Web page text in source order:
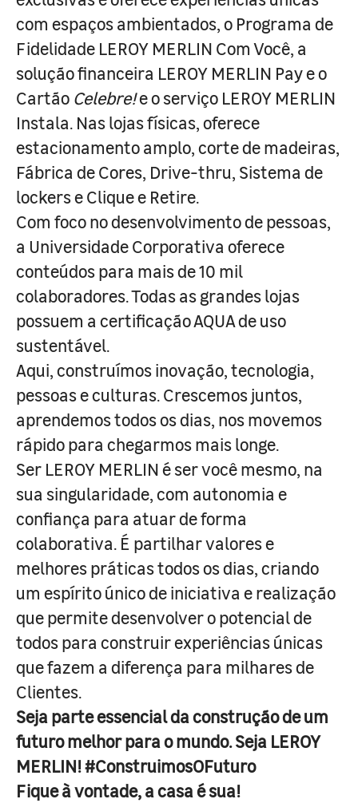
com espaços ambientados, o Programa de
Fidelidade LEROY MERLIN Com Você, a
solução financeira LEROY MERLIN Pay e o
Cartão Celebre!e o serviço LEROY MERLIN
Instala. Nas lojas físicas, oferece
estacionamento amplo, corte de madeiras,
Fábrica de Cores, Drive-thru, Sistema de
lockers e Clique e Retire.
Com foco no desenvolvimento de pessoas,
a Universidade Corporativa oferece
conteúdos para mais de 10 mil
colaboradores. Todas as grandes lojas
possuem a certificação AQUA de uso
sustentável.
Aqui, construímos inovação, tecnologia,
pessoas e culturas. Crescemos juntos,
aprendemos todos os dias, nos movemos
rápido para chegarmos mais longe.
Ser LEROY MERLIN é ser você mesmo, na
sua singularidade, com autonomia e
confiança para atuar de forma
colaborativa. É partilhar valores e
melhores práticas todos os dias, criando
um espírito único de iniciativa e realização
que permite desenvolver o potencial de
todos para construir experiências únicas
que fazem a diferença para milhares de
Clientes.
Seja parte essencial da construção de um
futuro melhor para o mundo. Seja LEROY
MERLIN! #ConstruimosOFuturo
Fique à vontade, a casa é sua!